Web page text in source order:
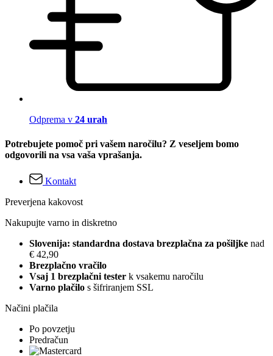
Odprema v 24 urah
Potrebujete pomoč pri vašem naročilu? Z veseljem bomo
odgovorili na vsa vaša vprašanja.
Kontakt
Preverjena kakovost
Nakupujte varno in diskretno
Slovenija: standardna dostava brezplačna za pošiljke nad
€ 42,90
Brezplačno vračilo
Vsaj 1 brezplačni tester k vsakemu naročilu
Varno plačilo s šifriranjem SSL
Načini plačila
Po povzetju
Predračun